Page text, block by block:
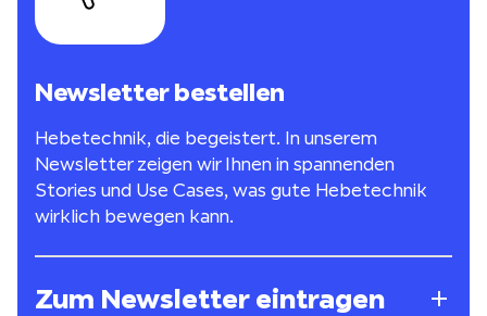
Newsletter bestellen
Hebetechnik, die begeistert. In unserem
Newsletter zeigen wir Ihnen in spannenden
Stories und Use Cases, was gute Hebetechnik
wirklich bewegen kann.
Zum Newsletter eintragen